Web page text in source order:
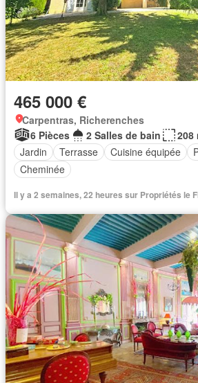
465 000 €
Carpentras, Richerenches
6 Pièces
2 Salles de bain
208
Jardin
Terrasse Cuisine équipée
Cheminée
Il y a 2 semaines, 22 heures sur Propriétés le